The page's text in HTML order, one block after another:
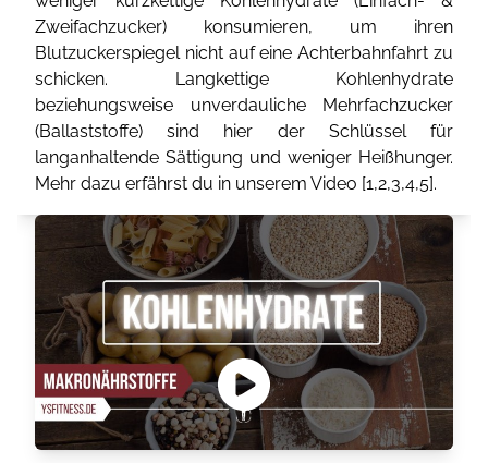
Zweifachzucker) konsumieren, um ihren
Blutzuckerspiegel nicht auf eine Achterbahnfahrt zu
schicken. Langkettige Kohlenhydrate
beziehungsweise unverdauliche Mehrfachzucker
(Ballaststoffe) sind hier der Schlüssel für
langanhaltende Sättigung und weniger Heißhunger.
Mehr dazu erfährst du in unserem Video [1,2,3,4,5].